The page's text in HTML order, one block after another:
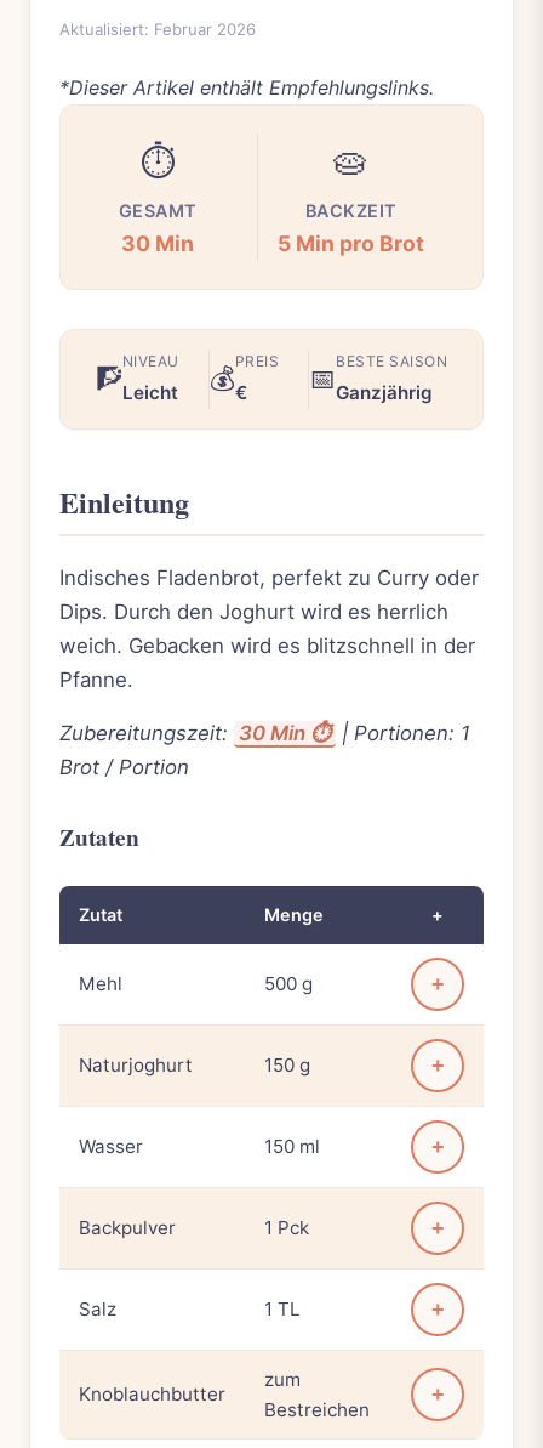
Aktualisiert: Februar 2026
*Dieser Artikel enthält Empfehlungslinks.
⏱️
GESAMT
30 Min
🥧
BACKZEIT
5 Min pro Brot
🧗
NIVEAU
Leicht 💰
PREIS
€ 📅
BESTE SAISON
Ganzjährig
Einleitung
Indisches Fladenbrot, perfekt zu Curry oder
Dips. Durch den Joghurt wird es herrlich
weich. Gebacken wird es blitzschnell in der
Pfanne.
Zubereitungszeit: 30 Min ⏱️ | Portionen: 1
Brot / Portion
Zutaten
Zutat Menge +
Mehl 500 g +
Naturjoghurt 150 g +
Wasser 150 ml +
Backpulver 1 Pck +
Salz 1 TL +
Knoblauchbutter
zum
Bestreichen
+